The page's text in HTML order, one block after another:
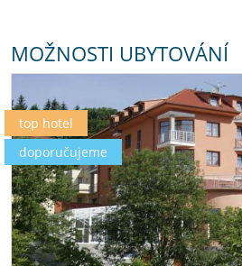
MOŽNOSTI UBYTOVÁNÍ
doporučujeme
top hotel